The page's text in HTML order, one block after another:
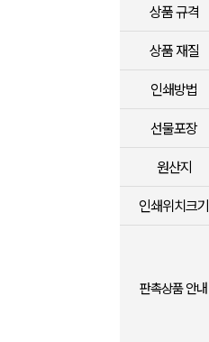
상품 규격
상품 재질
인쇄방법
선물포장
원산지
인쇄위치크기
판촉상품 안내